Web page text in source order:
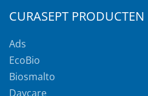
CURASEPT PRODUCTEN
Ads
EcoBio
Biosmalto
Daycare